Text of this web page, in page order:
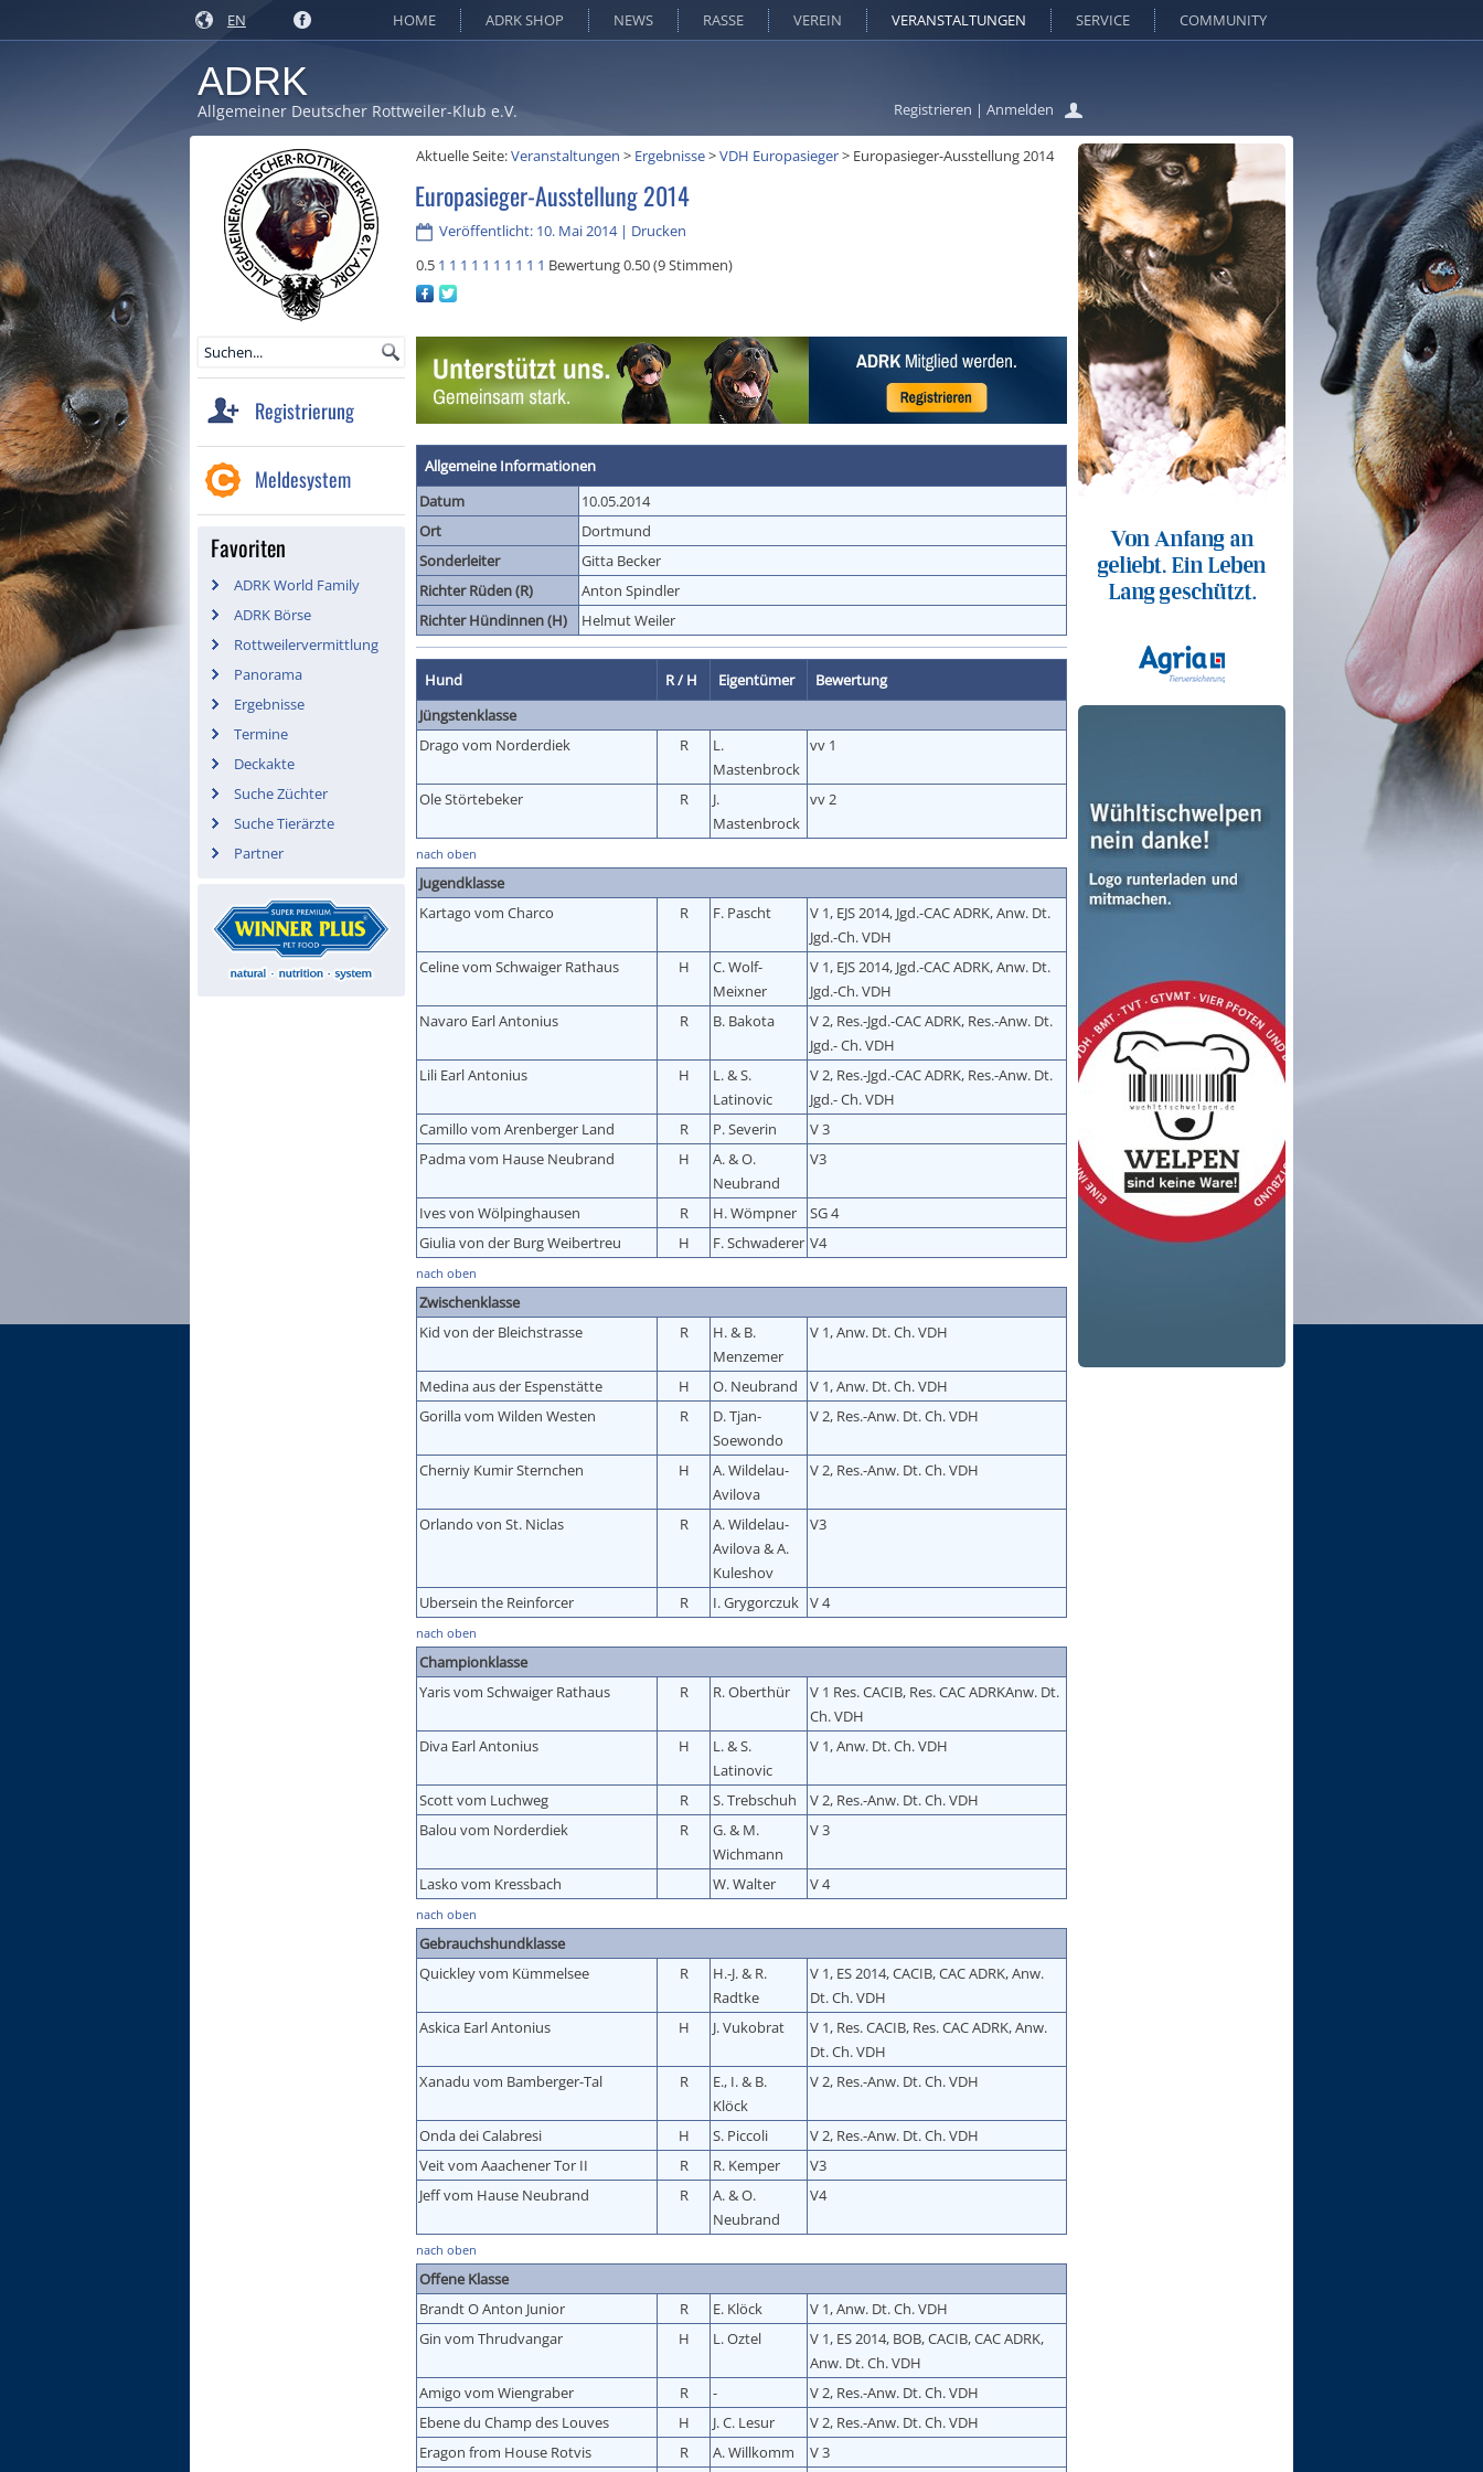
EN
Registrieren | Anmelden
HOME ADRK SHOP NEWS RASSE VEREIN VERANSTALTUNGEN SERVICE COMMUNITY
ADRK
Allgemeiner Deutscher Rottweiler-Klub e.V.
Registrierung
Meldesystem
Favoriten
ADRK World Family
ADRK Börse
Rottweilervermittlung
Panorama
Ergebnisse
Termine
Deckakte
Suche Züchter
Suche Tierärzte
Partner
Aktuelle Seite:Veranstaltungen > Ergebnisse>VDH Europasieger> Europasieger-Ausstellung 2014
Europasieger-Ausstellung 2014
Veröffentlicht: 10. Mai 2014| Drucken
0.5 1 1 1 1 1 1 1 1 1 1 Bewertung 0.50 (9 Stimmen)
Allgemeine Informationen
Datum
10.05.2014
Ort
Dortmund
Sonderleiter
Gitta Becker
Richter Rüden (R)
Anton Spindler
Richter Hündinnen (H)
Helmut Weiler
Hund R / H Eigentümer
Bewertung
Jüngstenklasse
Drago vom Norderdiek
R
L.
Mastenbrock
vv 1
Ole Störtebeker R
J.
Mastenbrock
vv 2
nach oben
Jugendklasse
Kartago vom Charco
R F. Pascht
V 1, EJS 2014, Jgd.-CAC ADRK, Anw. Dt.
Jgd.-Ch. VDH
Celine vom Schwaiger Rathaus
H
C. Wolf-
Meixner
V 1, EJS 2014, Jgd.-CAC ADRK, Anw. Dt.
Jgd.-Ch. VDH
Navaro Earl Antonius
R B. Bakota
V 2, Res.-Jgd.-CAC ADRK, Res.-Anw. Dt.
Jgd.- Ch. VDH
Lili Earl Antonius
H
L. & S.
Latinovic
V 2, Res.-Jgd.-CAC ADRK, Res.-Anw. Dt.
Jgd.- Ch. VDH
Camillo vom Arenberger Land
R P. Severin
V 3
Padma vom Hause Neubrand
H
A. & O.
Neubrand
V3
Ives von Wölpinghausen R H. Wömpner
SG 4
Giulia von der Burg Weibertreu
H F. Schwaderer V4
nach oben
Zwischenklasse
Kid von der Bleichstrasse
R
H. & B.
Menzemer
V 1, Anw. Dt. Ch. VDH
Medina aus der Espenstätte H O. Neubrand
V 1, Anw. Dt. Ch. VDH
Gorilla vom Wilden Westen
R
D. Tjan-
Soewondo
V 2, Res.-Anw. Dt. Ch. VDH
Cherniy Kumir Sternchen H
A. Wildelau-
Avilova
V 2, Res.-Anw. Dt. Ch. VDH
Orlando von St. Niclas R
A. Wildelau-
Avilova & A.
Kuleshov
V3
Ubersein the Reinforcer R I. Grygorczuk V 4
nach oben
Championklasse
Yaris vom Schwaiger Rathaus
R R. Oberthür
V 1 Res. CACIB, Res. CAC ADRKAnw. Dt.
Ch. VDH
Diva Earl Antonius
H
L. & S.
Latinovic
V 1, Anw. Dt. Ch. VDH
Scott vom Luchweg R S. Trebschuh
V 2, Res.-Anw. Dt. Ch. VDH
Balou vom Norderdiek
R
G. & M.
Wichmann
V 3
Lasko vom Kressbach W. Walter V 4
nach oben
Gebrauchshundklasse
Quickley vom Kümmelsee
R
H.-J. & R.
Radtke
V 1, ES 2014, CACIB, CAC ADRK, Anw.
Dt. Ch. VDH
Askica Earl Antonius
H J. Vukobrat
V 1, Res. CACIB, Res. CAC ADRK, Anw.
Dt. Ch. VDH
Xanadu vom Bamberger-Tal
R
E., I. & B.
Klöck
V 2, Res.-Anw. Dt. Ch. VDH
Onda dei Calabresi H S. Piccoli
V 2, Res.-Anw. Dt. Ch. VDH
Veit vom Aaachener Tor II
R R. Kemper
V3
Jeff vom Hause Neubrand
R
A. & O.
Neubrand
V4
nach oben
Offene Klasse
Brandt O Anton Junior
R E. Klöck
V 1, Anw. Dt. Ch. VDH
Gin vom Thrudvangar
H L. Oztel
V 1, ES 2014, BOB, CACIB, CAC ADRK,
Anw. Dt. Ch. VDH
Amigo vom Wiengraber
R -
V 2, Res.-Anw. Dt. Ch. VDH
Ebene du Champ des Louves
H J. C. Lesur
V 2, Res.-Anw. Dt. Ch. VDH
Eragon from House Rotvis
R A. Willkomm V 3